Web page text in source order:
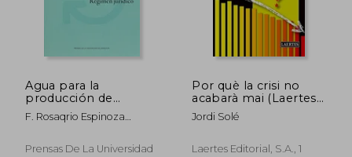
Agua para la
producción de
energía en
Centroamérica, El
F. Rosaqrio Espinoza
Prensas De La Universidad
Por què la crisi no
acabarà mai (Laertes
Català)
Jordi Solé
Laertes Editorial, S.A., 1